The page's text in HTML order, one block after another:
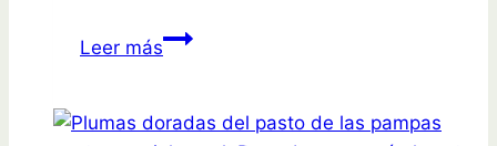
Leer másMejora
de